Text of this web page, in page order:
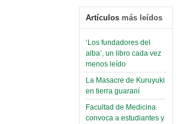
Artículos más leídos
‘Los fundadores del
alba’, un libro cada vez
menos leído
La Masacre de Kuruyuki
en tierra guaraní
Facultad de Medicina
convoca a estudiantes y